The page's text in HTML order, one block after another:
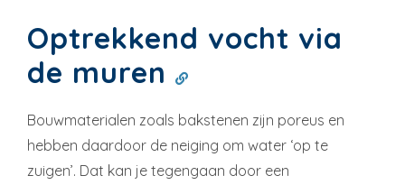
Optrekkend vocht via
de muren
Bouwmaterialen zoals bakstenen zijn poreus en
hebben daardoor de neiging om water ‘op te
zuigen’. Dat kan je tegengaan door een